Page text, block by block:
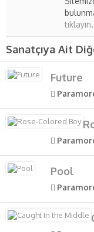
tıklayın.
Sanatçıya Ait
Future
Pool